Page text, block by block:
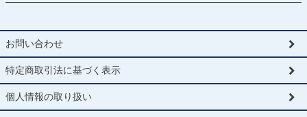
お問い合わせ
特定商取引法に基づく表示
個人情報の取り扱い